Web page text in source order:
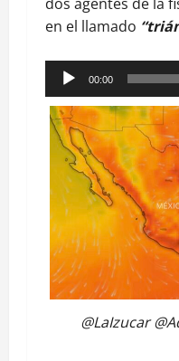
en el llamado
Reproductor
de
audio
00:00
@LaIzucar